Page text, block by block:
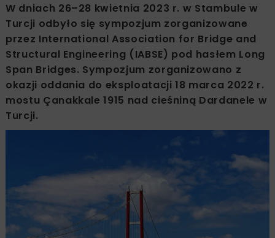
W dniach 26–28 kwietnia 2023 r. w Stambule w
Turcji odbyło się sympozjum zorganizowane
przez International Association for Bridge and
Structural Engineering (IABSE) pod hasłem Long
Span Bridges. Sympozjum zorganizowano z
okazji oddania do eksploatacji 18 marca 2022 r.
mostu Çanakkale 1915 nad cieśniną Dardanele w
Turcji.